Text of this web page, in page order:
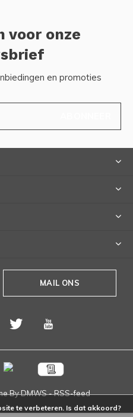
voor onze
en promoties
MAIL ONS
ByDMWS-RSS-feed
te verbeteren. Is dat akkoord?